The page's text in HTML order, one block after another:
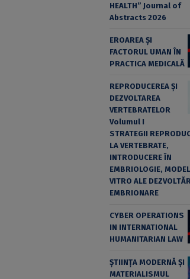
HEALTH” Journal of
Abstracts 2026
EROAREA ȘI
FACTORUL UMAN ÎN
PRACTICA MEDICALĂ
REPRODUCEREA ȘI
DEZVOLTAREA
VERTEBRATELOR
Volumul I
STRATEGII
LA VERTEBRATE,
INTRODUCERE ÎN
EMBRIOLOGIE,
VITRO ALE
EMBRIONARE
CYBER OPERATIONS
IN INTERNATIONAL
HUMANITARIAN LAW
ȘTIINȚA MODERNĂ ȘI
MATERIALISMUL